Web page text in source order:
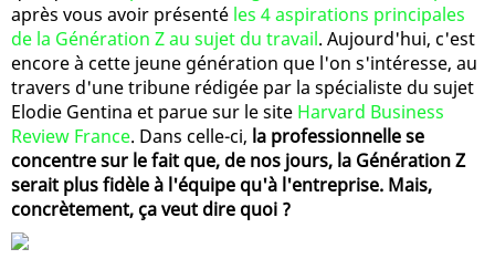
après vous avoir présenté les 4 aspirations principales
de la Génération Z au sujet du travail. Aujourd'hui, c'est
encore à cette jeune génération que l'on s'intéresse, au
travers d'une tribune rédigée par la spécialiste du sujet
Elodie Gentina et parue sur le site Harvard Business
Review France. Dans celle-ci, la professionnelle se
concentre sur le fait que, de nos jours, la Génération Z
serait plus fidèle à l'équipe qu'à l'entreprise. Mais,
concrètement, ça veut dire quoi ?